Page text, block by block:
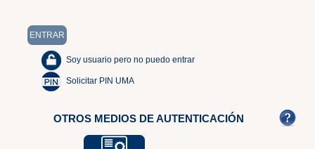
Soy usuario pero no puedo entrar
Solicitar PIN UMA
OTROS MEDIOS DE AUTENTICACIÓN